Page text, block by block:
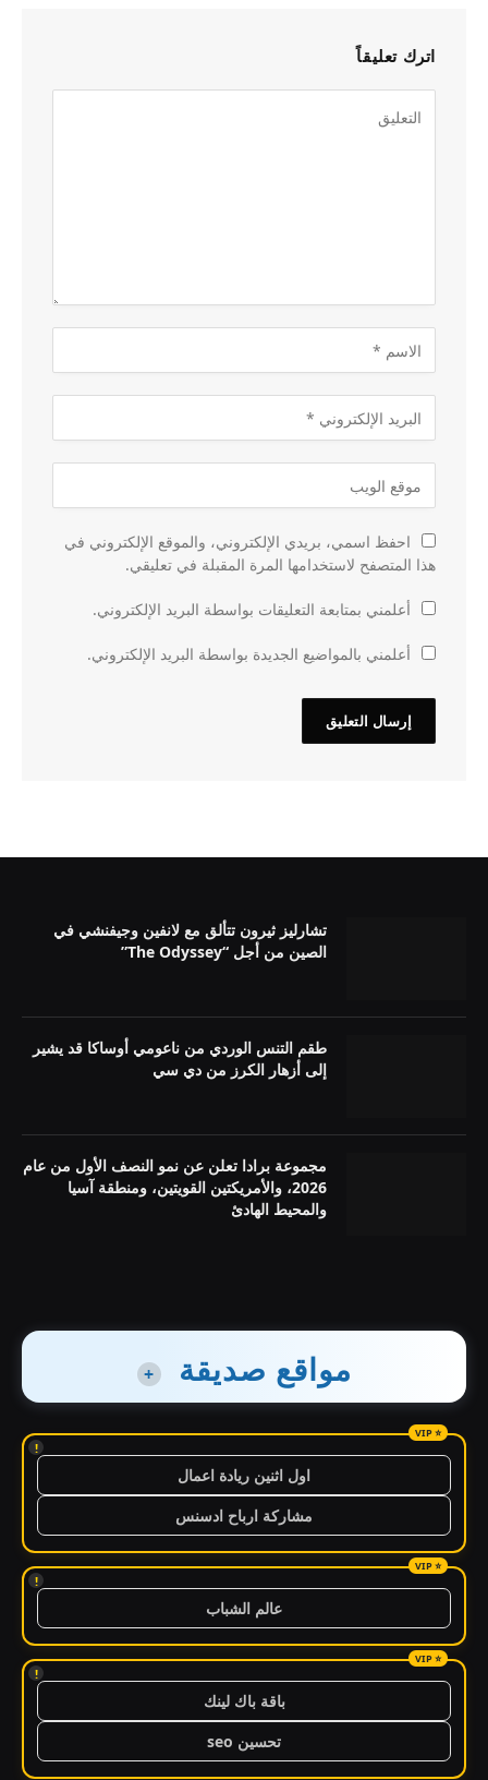
اترك تعليقاً
احفظ اسمي، بريدي الإلكتروني، والموقع الإلكتروني في
هذا المتصفح لاستخدامها المرة المقبلة في تعليقي.
أعلمني بمتابعة التعليقات بواسطة البريد الإلكتروني.
أعلمني بالمواضيع الجديدة بواسطة البريد الإلكتروني.
تشارليز ثيرون تتألق مع لانفين وجيفنشي في
الصين من أجل “The Odyssey”
طقم التنس الوردي من ناعومي أوساكا قد يشير
إلى أزهار الكرز من دي سي
مجموعة برادا تعلن عن نمو النصف الأول من عام
2026، والأمريكتين القويتين، ومنطقة آسيا
والمحيط الهادئ
مواقع صديقة +
!
اول اثنين ريادة اعمال
مشاركة ارباح ادسنس
!
عالم الشباب
!
باقة باك لينك
تحسين seo